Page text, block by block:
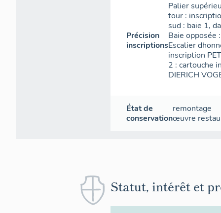
Précision
inscriptions
Palier
tour :
sud : baie 1,
Baie opposée
Escalier
inscription
2 : cartouche
DIERICH
État de
conservation
remontage
œuvre
Statut, intérêt et